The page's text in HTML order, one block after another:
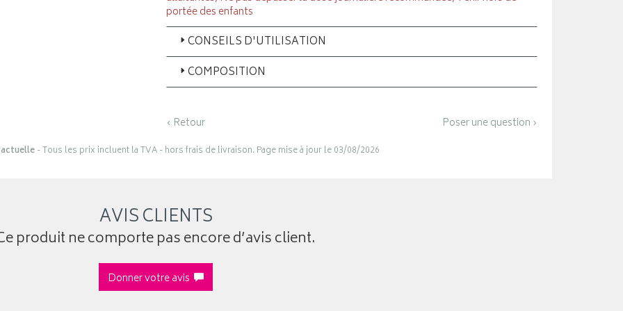
portée des enfants
CONSEILS D'UTILISATION
COMPOSITION
‹ Retour Poser une question ›
- Tous les prix incluent la TVA - hors frais de livraison. Page mise à jour le 03/08/2026
AVIS CLIENTS
produit ne comporte pas encore d’avis client.
Donner votre avis